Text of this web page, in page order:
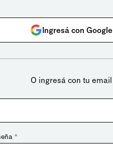
Ingresá con Google
O ingresá con tu email
*